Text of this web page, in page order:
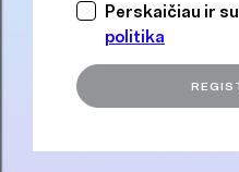
Perskaičiau ir
politika